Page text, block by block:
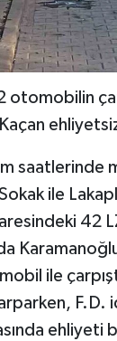
otomobilin
saatlerinde
Sokak ile
42
ile
ehliyeti